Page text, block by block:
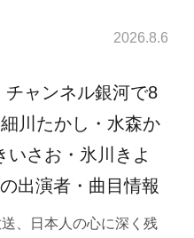
2026.8.6
チャンネル銀河で8
川たかし・水森か
いさお・氷川きよ
出演者・曲目情報
、日本人の心に深く残